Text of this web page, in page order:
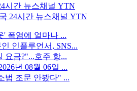
24시간 뉴스채널 YTN
' 폭염에 얼마나 ...
인플루언서, SNS...
요금?"...호주 항...
년 08월 06일 ...
법 조문 안봤다" ...